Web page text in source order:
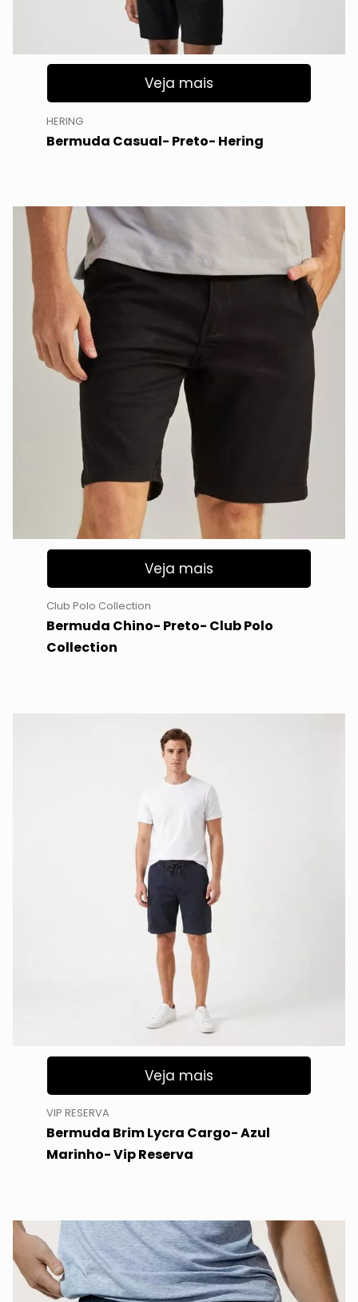
Veja mais
HERING
Bermuda Casual- Preto- Hering
Veja mais
Club Polo Collection
Bermuda Chino- Preto- Club Polo
Collection
Veja mais
VIP RESERVA
Bermuda Brim Lycra Cargo- Azul
Marinho- Vip Reserva